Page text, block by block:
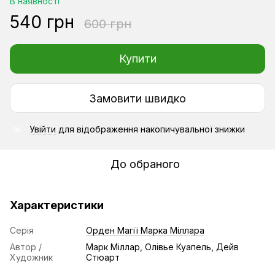
540 грн 600 грн
Купити
Замовити швидко
Увійти для відображення накопичувальної знижки
До обраного
Характеристики
Серія
Орден Магії Марка Міллара
Автор /
Художник
Марк Міллар, Олівье Куапель, Дейв
Стюарт